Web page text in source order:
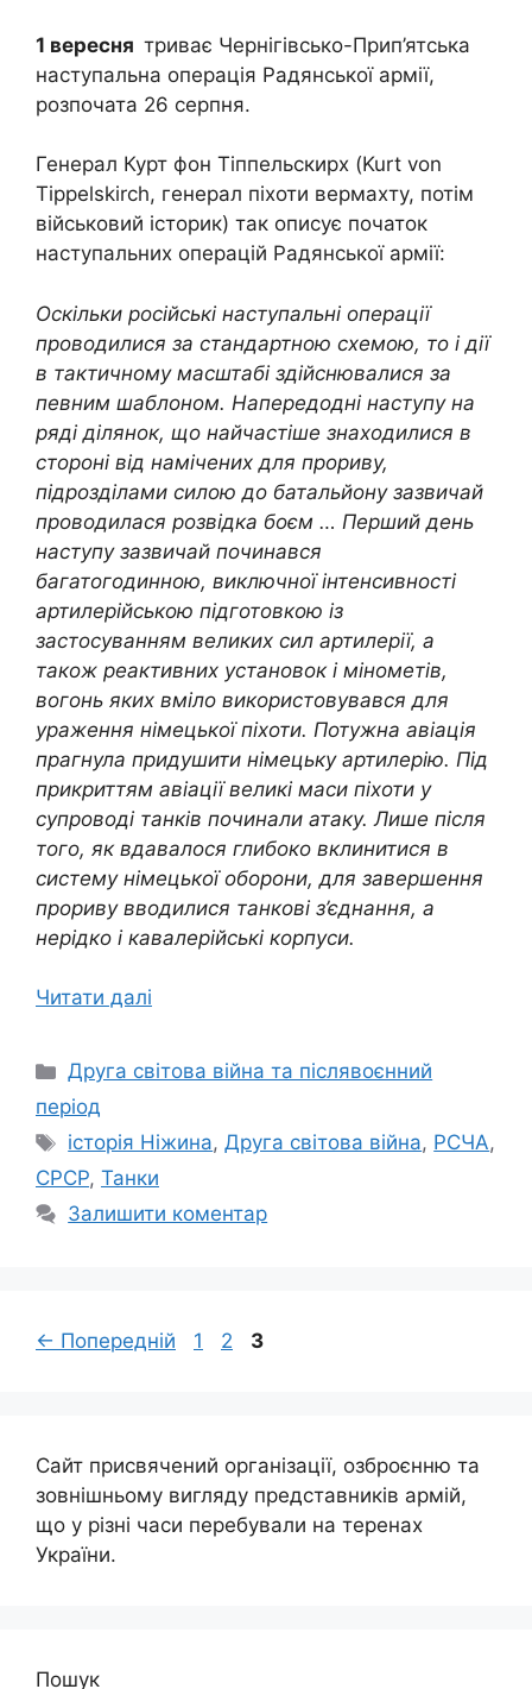
1 вересня триває Чернігівсько-Прип’ятська
наступальна операція Радянської армії,
розпочата 26 серпня.
Генерал Курт фон Тіппельскирх (Kurt von
Tippelskirch, генерал піхоти вермахту, потім
військовий історик) так описує початок
наступальних операцій Радянської армії:
Оскільки російські наступальні операції
проводилися за стандартною схемою, то і дії
в тактичному масштабі здійснювалися за
певним шаблоном. Напередодні наступу на
ряді ділянок, що найчастіше знаходилися в
стороні від намічених для прориву,
підрозділами силою до батальйону зазвичай
проводилася розвідка боєм … Перший день
наступу зазвичай починався
багатогодинною, виключної інтенсивності
артилерійською підготовкою із
застосуванням великих сил артилерії, а
також реактивних установок і мінометів,
вогонь яких вміло використовувався для
ураження німецької піхоти. Потужна авіація
прагнула придушити німецьку артилерію. Під
прикриттям авіації великі маси піхоти у
супроводі танків починали атаку. Лише після
того, як вдавалося глибоко вклинитися в
систему німецької оборони, для завершення
прориву вводилися танкові з’єднання, а
нерідко і кавалерійські корпуси.
Читати далі
Категорії
Друга світова війна та післявоєнний
період
Позначки
історія Ніжина,Друга світова війна, РСЧА,
СРСР, Танки
Залишити коментар
← Попередній Сторінка
1 Сторінка
2 Сторінка
3
Сайт присвячений організації, озброєнню та
зовнішньому вигляду представників армій,
що у різні часи перебували на теренах
України.
Пошук